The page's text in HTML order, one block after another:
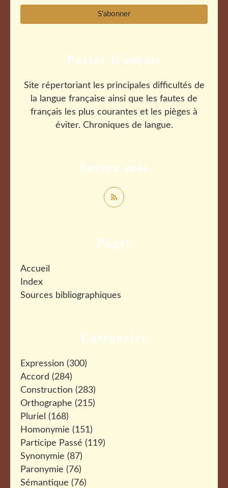
Catégories
Expression (300)
Accord (284)
Construction (283)
Orthographe (215)
Pluriel (168)
Homonymie (151)
Participe Passé (119)
Synonymie (87)
Paronymie (76)
Sémantique (76)
Pages
Accueil
Index
Sources bibliographiques
Suivez-moi
Parler français
Site répertoriant les principales difficultés de
la langue française ainsi que les fautes de
français les plus courantes et les pièges à
éviter. Chroniques de langue.